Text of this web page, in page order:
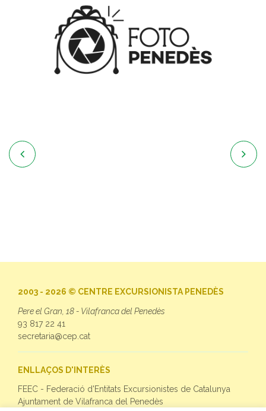
 
2003 - 2026 © CENTRE EXCURSIONISTA PENEDÈS
Pere el Gran, 18 - Vilafranca del Penedès
93 817 22 41
secretaria@cep.cat
ENLLAÇOS D'INTERÈS
FEEC - Federació d'Entitats Excursionistes de Catalunya
Ajuntament de Vilafranca del Penedès